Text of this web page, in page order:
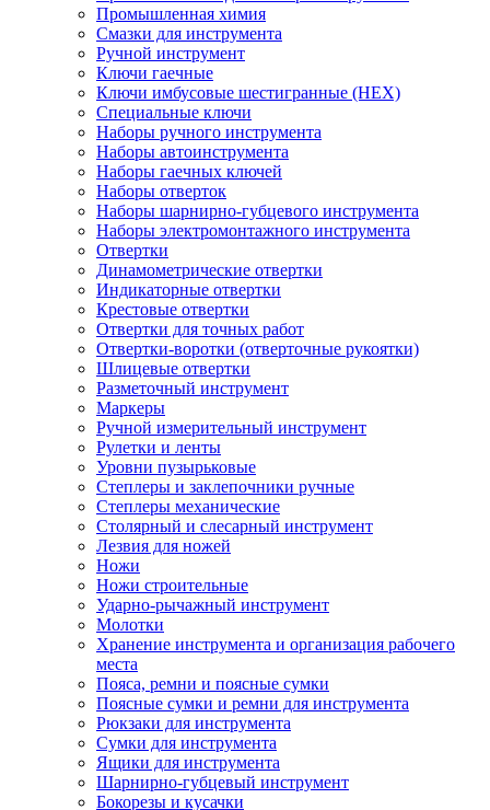
Промышленная химия
Смазки для инструмента
Ручной инструмент
Ключи гаечные
Ключи имбусовые шестигранные (HEX)
Специальные ключи
Наборы ручного инструмента
Наборы автоинструмента
Наборы гаечных ключей
Наборы отверток
Наборы шарнирно-губцевого инструмента
Наборы электромонтажного инструмента
Отвертки
Динамометрические отвертки
Индикаторные отвертки
Крестовые отвертки
Отвертки для точных работ
Отвертки-воротки (отверточные рукоятки)
Шлицевые отвертки
Разметочный инструмент
Маркеры
Ручной измерительный инструмент
Рулетки и ленты
Уровни пузырьковые
Степлеры и заклепочники ручные
Степлеры механические
Столярный и слесарный инструмент
Лезвия для ножей
Ножи
Ножи строительные
Ударно-рычажный инструмент
Молотки
Хранение инструмента и организация рабочего
места
Пояса, ремни и поясные сумки
Поясные сумки и ремни для инструмента
Рюкзаки для инструмента
Сумки для инструмента
Ящики для инструмента
Шарнирно-губцевый инструмент
Бокорезы и кусачки